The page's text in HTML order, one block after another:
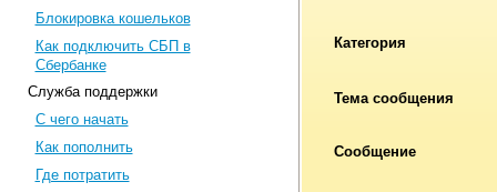
Блокировка кошельков
Как подключить СБП в
Сбербанке
Служба поддержки
С чего начать
Как пополнить
Где потратить
Категория
Тема сообщения
Сообщение